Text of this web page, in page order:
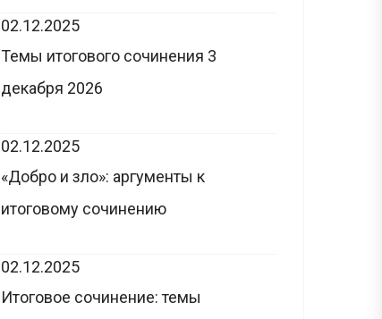
02.12.2025
Темы итогового сочинения 3
декабря 2026
02.12.2025
«Добро и зло»: аргументы к
итоговому сочинению
02.12.2025
Итоговое сочинение: темы